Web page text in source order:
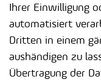
Ihrer Einwilligung
automatisiert
Dritten in einem
aushändigen zu
Übertragung der